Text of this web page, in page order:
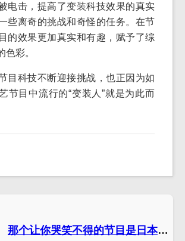
电击，提高了变装科技效果的真实
些离奇的挑战和奇怪的任务。在节
的效果更加真实和有趣，赋予了综
色彩。
目科技不断迎接挑战，也正因为如
节目中流行的“变装人”就是为此而
那个让你哭笑不得的节目是日本那种节目，你知道吗？